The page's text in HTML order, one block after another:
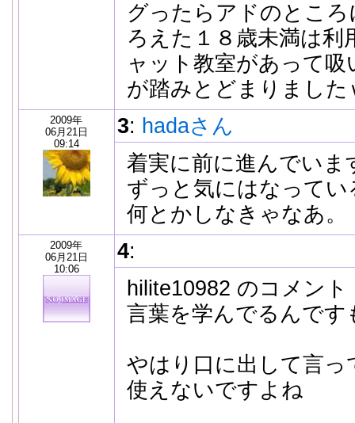
グったらアドのとこ
ろえた１８歳未満は
ャット教室があって
が踏みとどまりました
2009年
06月21日
09:14
3: hadaさん
着実に前に進んでいま
ずっと気にはなって
何とかしなきゃなあ。
2009年
06月21日
10:06
4:
hilite10982 のコメント
言葉を学んでるんです
やはり口に出して言
使えないですよね